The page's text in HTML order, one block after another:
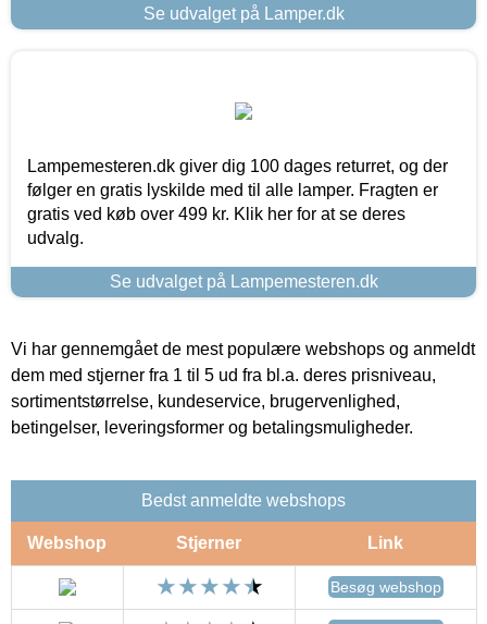
Se udvalget på Lamper.dk
Lampemesteren.dk giver dig 100 dages returret, og der
følger en gratis lyskilde med til alle lamper. Fragten er
gratis ved køb over 499 kr. Klik her for at se deres
udvalg.
Se udvalget på Lampemesteren.dk
Vi har gennemgået de mest populære webshops og anmeldt
dem med stjerner fra 1 til 5 ud fra bl.a. deres prisniveau,
sortimentstørrelse, kundeservice, brugervenlighed,
betingelser, leveringsformer og betalingsmuligheder.
Bedst anmeldte webshops
Webshop Stjerner Link
Besøg webshop